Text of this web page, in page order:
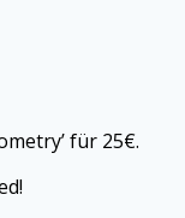
für 25€.